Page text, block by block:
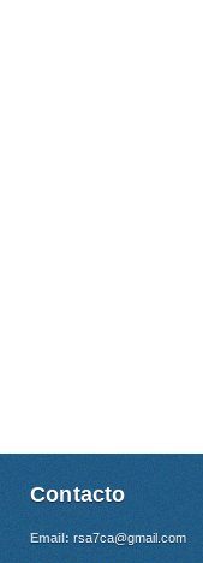
Contacto
Email: rsa7ca@gmail.com